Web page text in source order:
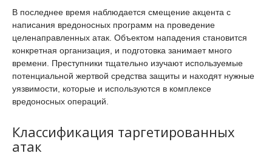
В последнее время наблюдается смещение акцента с
написания вредоносных программ на проведение
целенаправленных атак. Объектом нападения становится
конкретная организация, и подготовка занимает много
времени. Преступники тщательно изучают используемые
потенциальной жертвой средства защиты и находят нужные
уязвимости, которые и используются в комплексе
вредоносных операций.
Классификация таргетированных
атак